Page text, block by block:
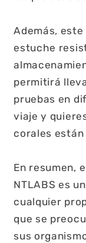
Además,
estuche
permitirá
pruebas en
viaje y
corales
En resumen,
NTLABS es
cualquier
que se
sus